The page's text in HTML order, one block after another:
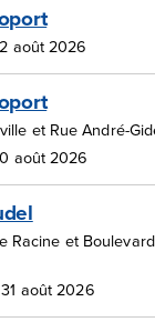
août 2026
et Rue André-
août 2026
Racine et
août 2026